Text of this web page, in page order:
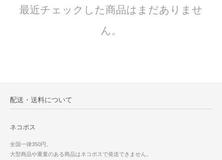
最近チェックした商品はまだありませ
ん。
配送・送料について
ネコポス
全国一律350円。
大型商品や重量のある商品はネコポスで発送できません。